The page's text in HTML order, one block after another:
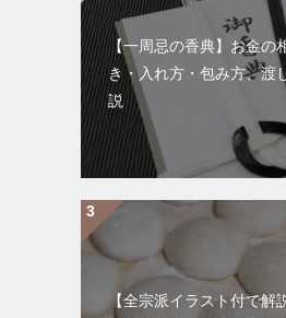
【一周忌の香典】お金の
き・入れ方・包み方、渡
説
【全宗派イラスト付で解